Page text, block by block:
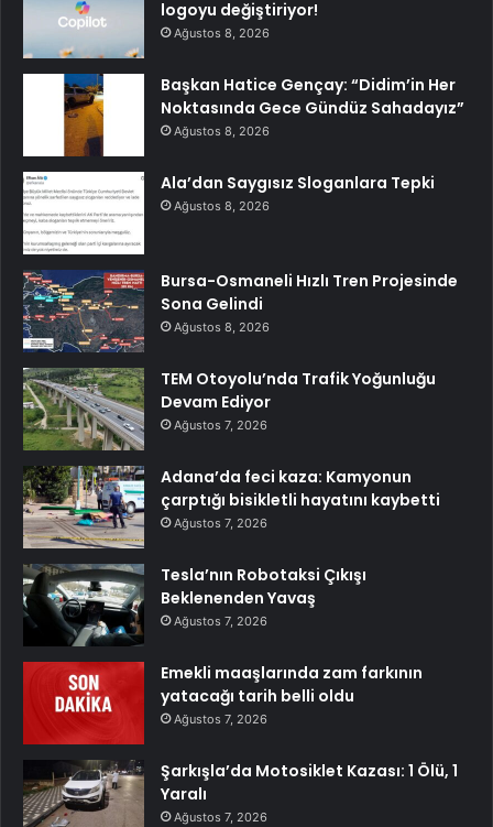
logoyu değiştiriyor!
Ağustos 8, 2026
Başkan Hatice Gençay: “Didim’in Her
Noktasında Gece Gündüz Sahadayız”
Ağustos 8, 2026
Ala’dan Saygısız Sloganlara Tepki
Ağustos 8, 2026
Bursa-Osmaneli Hızlı Tren Projesinde
Sona Gelindi
Ağustos 8, 2026
TEM Otoyolu’nda Trafik Yoğunluğu
Devam Ediyor
Ağustos 7, 2026
Adana’da feci kaza: Kamyonun
çarptığı bisikletli hayatını kaybetti
Ağustos 7, 2026
Tesla’nın Robotaksi Çıkışı
Beklenenden Yavaş
Ağustos 7, 2026
Emekli maaşlarında zam farkının
yatacağı tarih belli oldu
Ağustos 7, 2026
Şarkışla’da Motosiklet Kazası: 1 Ölü, 1
Yaralı
Ağustos 7, 2026